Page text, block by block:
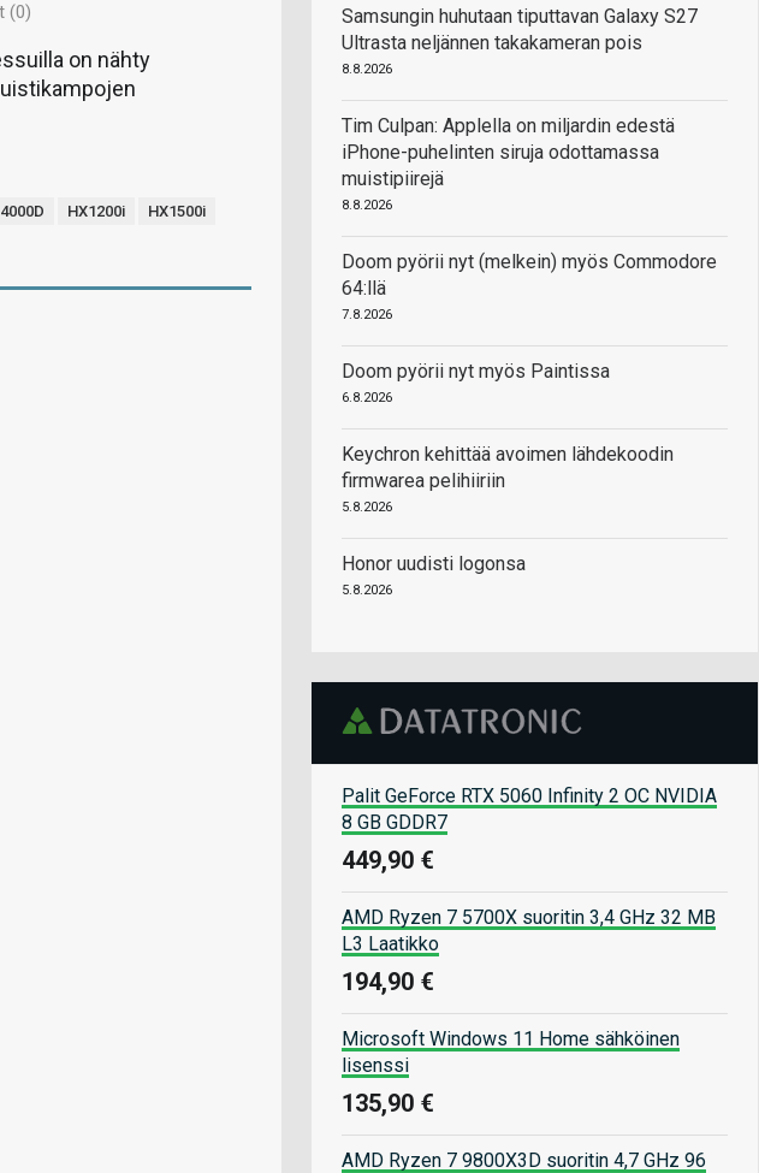
(0)
on nähty
HX1200i
HX1500i
Samsungin huhutaan tiputtavan Galaxy S27
Ultrasta neljännen takakameran pois
8.8.2026
Tim Culpan: Applella on miljardin edestä
iPhone-puhelinten siruja odottamassa
muistipiirejä
8.8.2026
Doom pyörii nyt (melkein) myös Commodore
64:llä
7.8.2026
Doom pyörii nyt myös Paintissa
6.8.2026
Keychron kehittää avoimen lähdekoodin
firmwarea pelihiiriin
5.8.2026
Honor uudisti logonsa
5.8.2026
Palit GeForce RTX 5060 Infinity 2 OC NVIDIA
8 GB GDDR7
449,90 €
AMD Ryzen 7 5700X suoritin 3,4 GHz 32 MB
L3 Laatikko
194,90 €
Microsoft Windows 11 Home sähköinen
lisenssi
135,90 €
AMD Ryzen 7 9800X3D suoritin 4,7 GHz 96